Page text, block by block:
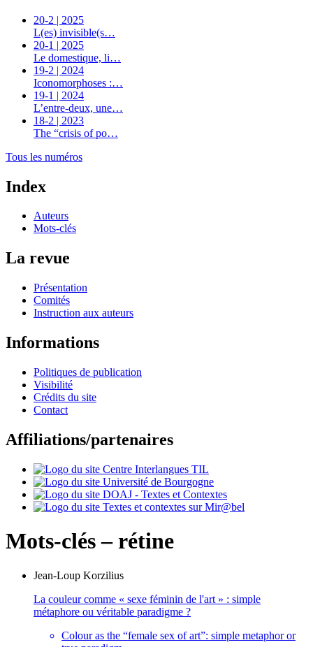
20-2 | 2025
L(es) invisible(s…
20-1 | 2025
Le domestique, li…
19-2 | 2024
Iconomorphoses :…
19-1 | 2024
L’entre-deux, une…
18-2 | 2023
The “crisis of po…
Tous les numéros
Index
Auteurs
Mots-clés
La revue
Présentation
Comités
Instruction aux auteurs
Informations
Politiques de publication
Visibilité
Crédits du site
Contact
Affiliations/partenaires
Mots-clés – rétine
Jean-Loup Korzilius
La couleur comme « sexe féminin de l'art » : simple
métaphore ou véritable paradigme ?
Colour as the “female sex of art”: simple metaphor or